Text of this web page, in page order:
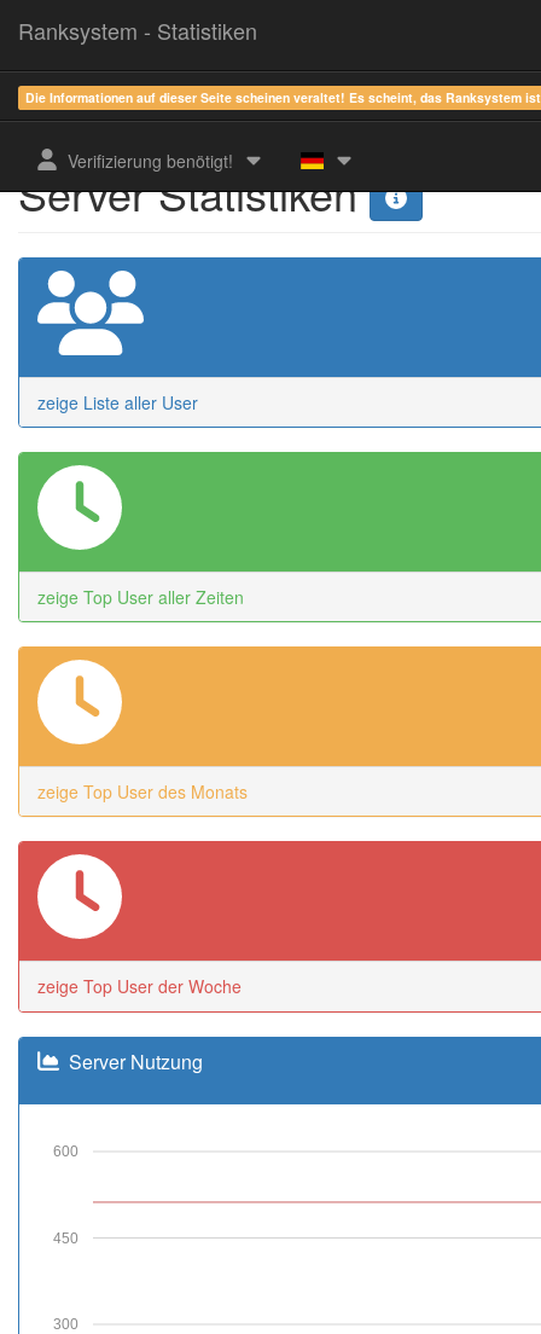
Ranksystem - Statistiken
Die Informationen auf dieser Seite scheinen veraltet! Es scheint, das Ranksystem
Verifizierung benötigt!
Server Statistiken
zeige Liste aller User
zeige Top User aller Zeiten
zeige Top User des Monats
zeige Top User der Woche
Server Nutzung
300
450
600